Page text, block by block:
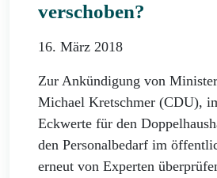
verschoben?
16. März 2018
Zur Ankündigung von
Michael Kretschmer (CDU),
Eckwerte für den
den Personalbedarf im
erneut von Experten